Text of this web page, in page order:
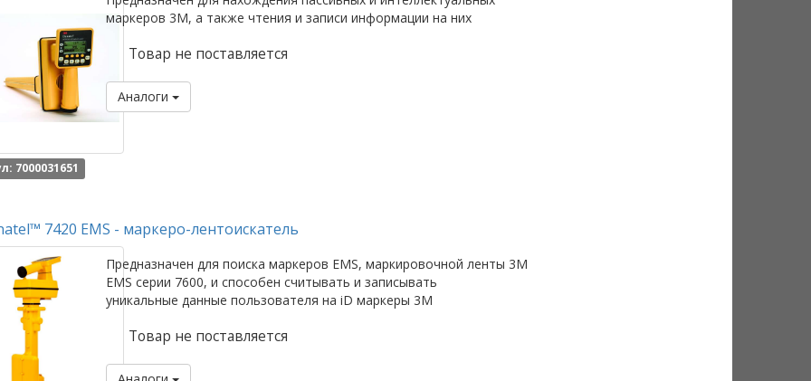
7000031651
маркеров 3M, а также чтения и записи информации на них
Товар не поставляется
Аналоги
7420 EMS - маркеро-лентоискатель
Предназначен для поиска маркеров EMS, маркировочной ленты 3M
EMS серии 7600, и способен считывать и записывать
уникальные данные пользователя на iD маркеры 3M
Товар не поставляется